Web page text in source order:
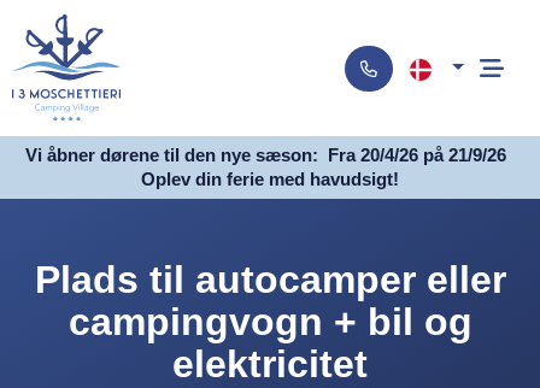
Vi åbner dørene til den nye sæson:
Fra 20/4/26 på 21/9/26
Oplev din ferie med havudsigt!
Plads til autocamper eller
campingvogn + bil og
elektricitet